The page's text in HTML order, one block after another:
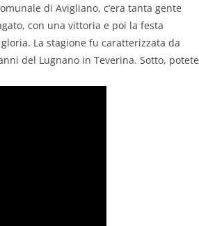
di Avigliano, c’era tanta gente
con una vittoria e poi la festa
La stagione fu caratterizzata da
del Lugnano in Teverina. Sotto, potete